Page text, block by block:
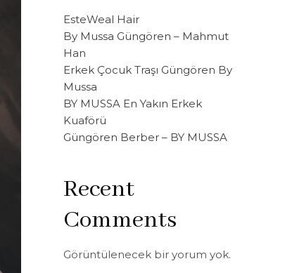
EsteWeal Hair
By Mussa Güngören – Mahmut
Han
Erkek Çocuk Traşı Güngören By
Mussa
BY MUSSA En Yakın Erkek
Kuaförü
Güngören Berber – BY MUSSA
Recent
Comments
Görüntülenecek bir yorum yok.